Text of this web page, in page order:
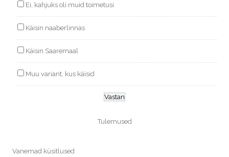
Ei, kahjuks oli muid toimetusi
Käisin naaberlinnas
Käisin Saaremaal
Muu variant, kus käisid
Tulemused
Vanemad küsitlused